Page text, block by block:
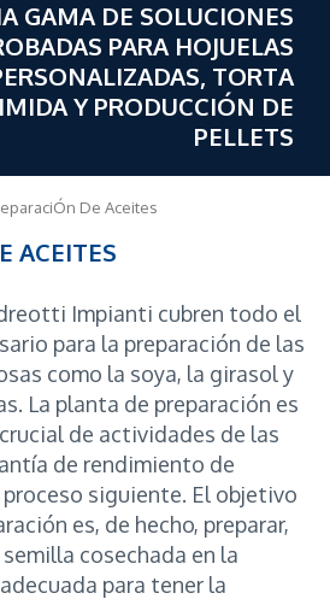
GAMA DE SOLUCIONES
PARA HOJUELAS
TORTA
Y PRODUCCIÓN DE
PELLETS
De Aceites
ACEITES
Impianti cubren todo el
para la preparación de las
como la soya, la girasol y
La planta de preparación es
de actividades de las
de rendimiento de
siguiente. El objetivo
es, de hecho, preparar,
cosechada en la
para tener la